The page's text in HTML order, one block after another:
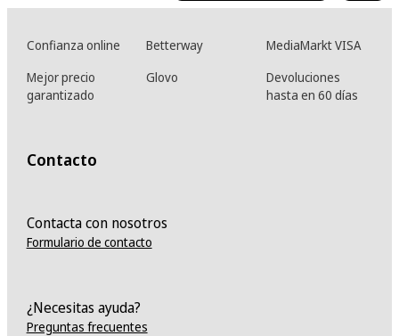
Confianza online Betterway
MediaMarkt VISA
Mejor precio
garantizado
Glovo
Devoluciones
hasta en 60 días
Contacto
Contacta con nosotros
Formulario de contacto
¿Necesitas ayuda?
Preguntas frecuentes